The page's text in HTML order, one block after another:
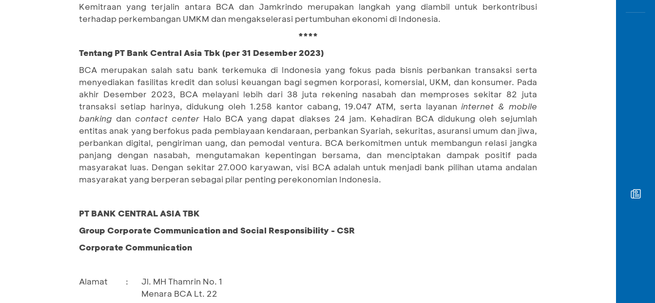
Kemitraan yang terjalin antara BCA dan Jamkrindo merupakan langkah yang diambil untuk berkontribusi
terhadap perkembangan UMKM dan mengakselerasi pertumbuhan ekonomi di Indonesia.
****
Tentang PT Bank Central Asia Tbk (per 31 Desember 2023)
BCA merupakan salah satu bank terkemuka di Indonesia yang fokus pada bisnis perbankan transaksi serta
menyediakan fasilitas kredit dan solusi keuangan bagi segmen korporasi, komersial, UKM, dan konsumer. Pada
akhir Desember 2023, BCA melayani lebih dari 38 juta rekening nasabah dan memproses sekitar 82 juta
transaksi setiap harinya, didukung oleh 1.258 kantor cabang, 19.047 ATM, serta layanan internet & mobile
banking dan contact center Halo BCA yang dapat diakses 24 jam. Kehadiran BCA didukung oleh sejumlah
entitas anak yang berfokus pada pembiayaan kendaraan, perbankan Syariah, sekuritas, asuransi umum dan jiwa,
perbankan digital, pengiriman uang, dan pemodal ventura. BCA berkomitmen untuk membangun relasi jangka
panjang dengan nasabah, mengutamakan kepentingan bersama, dan menciptakan dampak positif pada
masyarakat luas. Dengan sekitar 27.000 karyawan, visi BCA adalah untuk menjadi bank pilihan utama andalan
masyarakat yang berperan sebagai pilar penting perekonomian Indonesia.
PT BANK CENTRAL ASIA TBK
Group Corporate Communication and Social Responsibility - CSR
Corporate Communication
Alamat :
Jl. MH Thamrin No. 1
Menara BCA Lt. 22